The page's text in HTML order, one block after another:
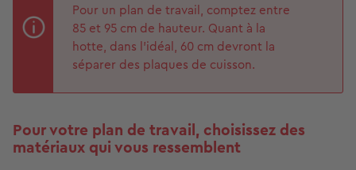
Pour un plan de travail, comptez entre
85 et 95 cm de hauteur. Quant à la
hotte, dans l’idéal, 60 cm devront la
séparer des plaques de cuisson.
Pour votre plan de travail, choisissez des
matériaux qui vous ressemblent